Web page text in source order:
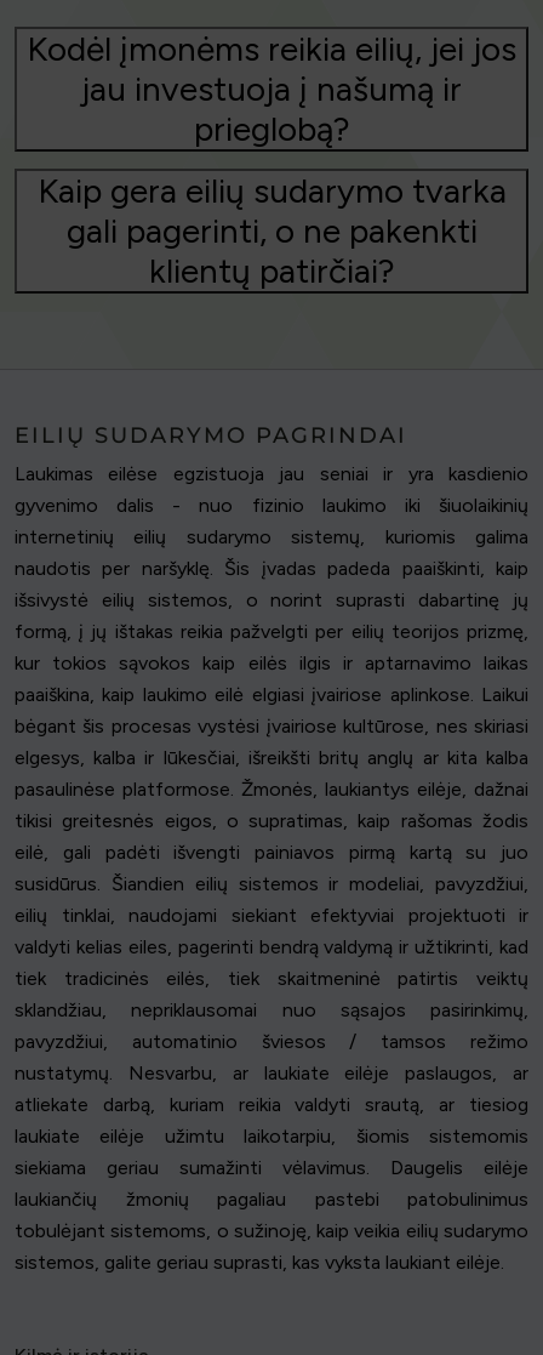
Kodėl įmonėms reikia eilių, jei jos
jau investuoja į našumą ir
prieglobą?
Kaip gera eilių sudarymo tvarka
gali pagerinti, o ne pakenkti
klientų patirčiai?
EILIŲ SUDARYMO PAGRINDAI
Laukimas eilėse egzistuoja jau seniai ir yra kasdienio
gyvenimo dalis - nuo fizinio laukimo iki šiuolaikinių
internetinių eilių sudarymo sistemų, kuriomis galima
naudotis per naršyklę. Šis įvadas padeda paaiškinti, kaip
išsivystė eilių sistemos, o norint suprasti dabartinę jų
formą, į jų ištakas reikia pažvelgti per eilių teorijos prizmę,
kur tokios sąvokos kaip eilės ilgis ir aptarnavimo laikas
paaiškina, kaip laukimo eilė elgiasi įvairiose aplinkose. Laikui
bėgant šis procesas vystėsi įvairiose kultūrose, nes skiriasi
elgesys, kalba ir lūkesčiai, išreikšti britų anglų ar kita kalba
pasaulinėse platformose. Žmonės, laukiantys eilėje, dažnai
tikisi greitesnės eigos, o supratimas, kaip rašomas žodis
eilė, gali padėti išvengti painiavos pirmą kartą su juo
susidūrus. Šiandien eilių sistemos ir modeliai, pavyzdžiui,
eilių tinklai, naudojami siekiant efektyviai projektuoti ir
valdyti kelias eiles, pagerinti bendrą valdymą ir užtikrinti, kad
tiek tradicinės eilės, tiek skaitmeninė patirtis veiktų
sklandžiau, nepriklausomai nuo sąsajos pasirinkimų,
pavyzdžiui, automatinio šviesos / tamsos režimo
nustatymų. Nesvarbu, ar laukiate eilėje paslaugos, ar
atliekate darbą, kuriam reikia valdyti srautą, ar tiesiog
laukiate eilėje užimtu laikotarpiu, šiomis sistemomis
siekiama geriau sumažinti vėlavimus. Daugelis eilėje
laukiančių žmonių pagaliau pastebi patobulinimus
tobulėjant sistemoms, o sužinoję, kaip veikia eilių sudarymo
sistemos, galite geriau suprasti, kas vyksta laukiant eilėje.